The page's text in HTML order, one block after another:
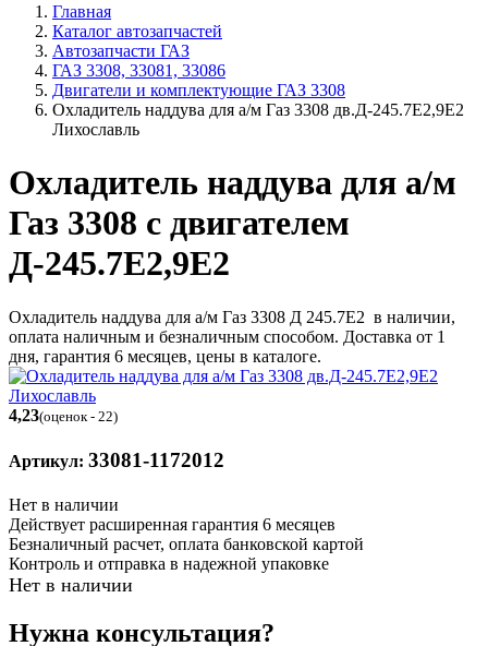
Главная
Каталог автозапчастей
Автозапчасти ГАЗ
ГАЗ 3308, 33081, 33086
Двигатели и комплектующие ГАЗ 3308
Охладитель наддува для а/м Газ 3308 дв.Д-245.7Е2,9Е2
Лихославль
Охладитель наддува для а/м
Газ 3308 с двигателем
Д-245.7Е2,9Е2
Охладитель наддува для а/м Газ 3308 Д 245.7Е2 в наличии,
оплата наличным и безналичным способом. Доставка от 1
дня, гарантия 6 месяцев, цены в каталоге.
4,23(оценок - 22)
Артикул: 33081-1172012
Нет в наличии
Действует расширенная гарантия 6 месяцев
Безналичный расчет, оплата банковской картой
Контроль и отправка в надежной упаковке
Нет в наличии
Нужна консультация?